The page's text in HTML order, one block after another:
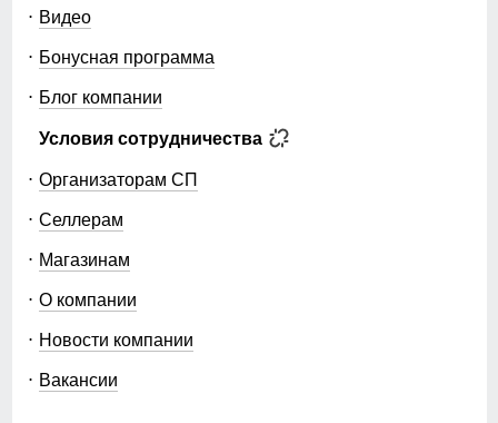
Видео
Бонусная программа
Блог компании
Условия сотрудничества
Организаторам СП
Селлерам
Магазинам
О компании
Новости компании
Вакансии